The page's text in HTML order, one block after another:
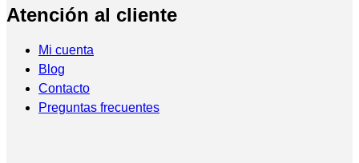
Atención al cliente
Mi cuenta
Blog
Contacto
Preguntas frecuentes